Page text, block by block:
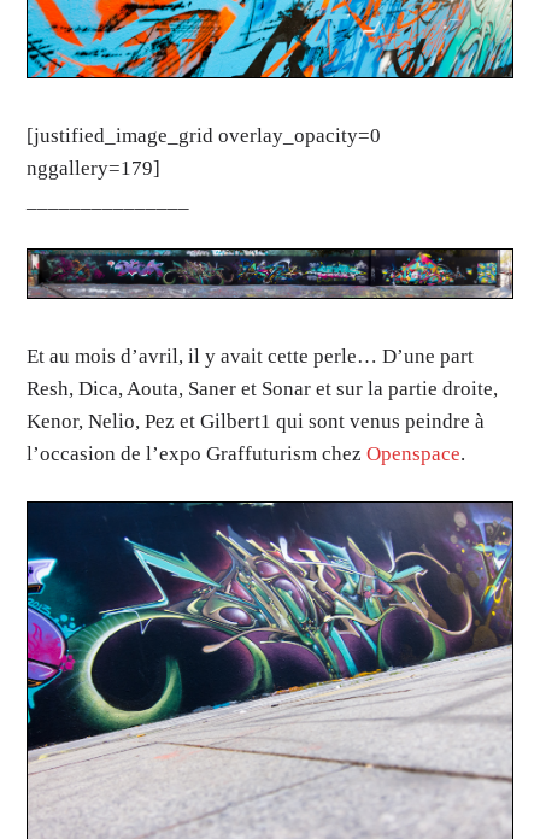
[justified_image_grid overlay_opacity=0
nggallery=179]
Et au mois d’avril, il y avait cette perle… D’une part
Resh, Dica, Aouta, Saner et Sonar et sur la partie droite,
Kenor, Nelio, Pez et Gilbert1 qui sont venus peindre à
l’occasion de l’expo Graffuturism chezOpenspace.